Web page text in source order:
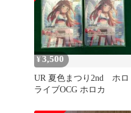
¥3,500
UR 夏色まつり2nd ホロ
ライブOCG ホロカ